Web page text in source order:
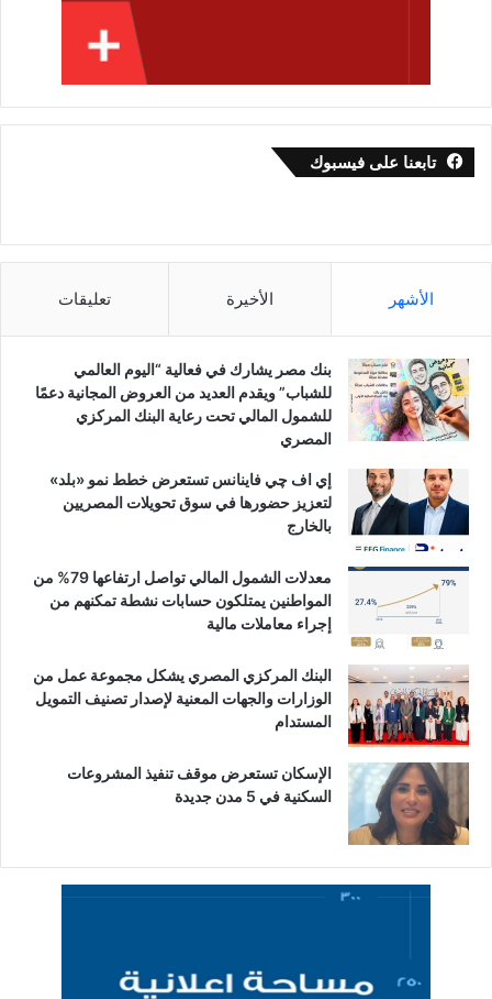
تابعنا على فيسبوك
الأشهر الأخيرة تعليقات
بنك مصر يشارك في فعالية “اليوم العالمي
للشباب” ويقدم العديد من العروض المجانية دعمًا
للشمول المالي تحت رعاية البنك المركزي
المصري
إي اف چي فاينانس تستعرض خطط نمو «بلد»
لتعزيز حضورها في سوق تحويلات المصريين
بالخارج
معدلات الشمول المالي تواصل ارتفاعها 79% من
المواطنين يمتلكون حسابات نشطة تمكنهم من
إجراء معاملات مالية
البنك المركزي المصري يشكل مجموعة عمل من
الوزارات والجهات المعنية لإصدار تصنيف التمويل
المستدام
الإسكان تستعرض موقف تنفيذ المشروعات
السكنية في 5 مدن جديدة